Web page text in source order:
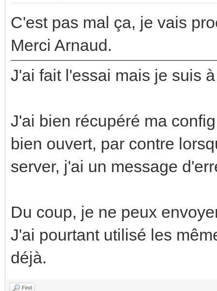
C'est pas mal ça, je vais
Merci Arnaud.
J'ai fait l'essai mais je suis
J'ai bien récupéré ma
bien ouvert, par contre
server, j'ai un message
Du coup, je ne peux
J'ai pourtant utilisé les
déjà.
Find